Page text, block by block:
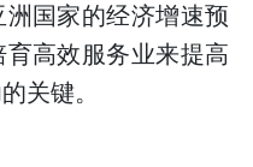
国家的经济增速预
高效服务业来提高
关键。